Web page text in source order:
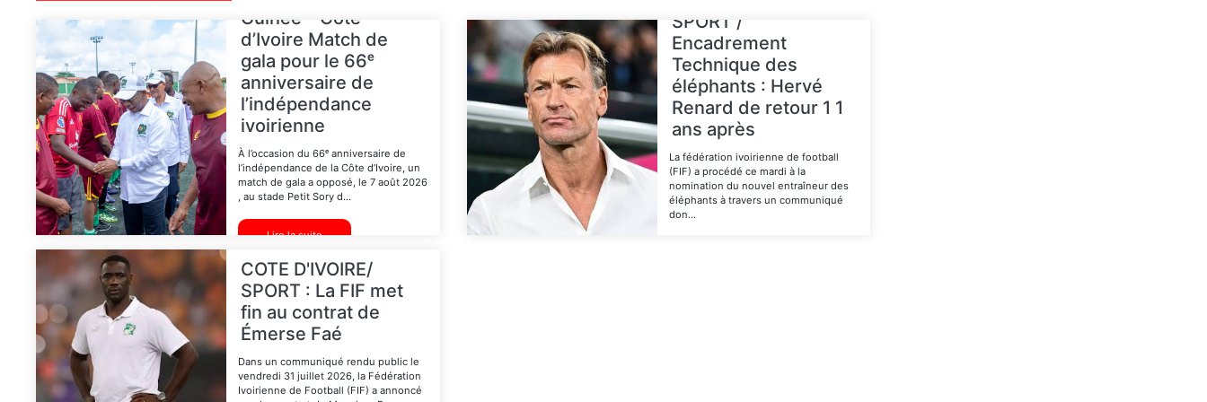
Guinée – Côte
d’Ivoire Match de
gala pour le 66ᵉ
anniversaire de
l’indépendance
ivoirienne
À l’occasion du 66ᵉ anniversaire de
l’indépendance de la Côte d’Ivoire, un
match de gala a opposé, le 7 août 2026
, au stade Petit Sory d...
Lire la suite
SPORT /
Encadrement
Technique des
éléphants : Hervé
Renard de retour 1 1
ans après
La fédération ivoirienne de football
(FIF) a procédé ce mardi à la
nomination du nouvel entraîneur des
éléphants à travers un communiqué
don...
COTE D'IVOIRE/
SPORT : La FIF met
fin au contrat de
Émerse Faé
Dans un communiqué rendu public le
vendredi 31 juillet 2026, la Fédération
Ivoirienne de Football (FIF) a annoncé